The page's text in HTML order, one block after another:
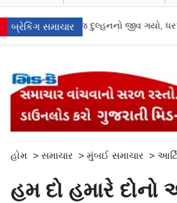
બ્રેકિંગ સમાચાર
ધરપકડ બાદ કહ્યું “હું ઘરે જઈ શકું?”
હોમ > સમાચાર > મુંબઈ સમાચાર >
હમ દો હમારે દોનો